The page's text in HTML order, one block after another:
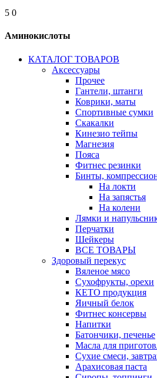
5 0
Аминокислоты
КАТАЛОГ ТОВАРОВ
Аксессуары
Прочее
Гантели, штанги
Коврики, маты
Спортивные сумки
Скакалки
Кинезио тейпы
Магнезия
Пояса
Фитнес резинки
Бинты,
На локти
На запястья
На колени
Лямки и
Перчатки
Шейкеры
ВСЕ ТОВАРЫ
Здоровый перекус
Вяленое мясо
Сухофрукты, орехи
КЕТО продукция
Яичный белок
Фитнес консервы
Напитки
Батончики, печенье
Масла для
Сухие смеси,
Арахисовая паста